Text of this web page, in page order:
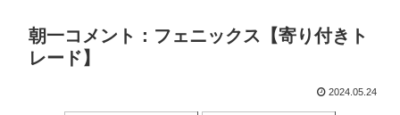
朝一コメント：フェニックス【寄り付きト
レード】
2024.05.24